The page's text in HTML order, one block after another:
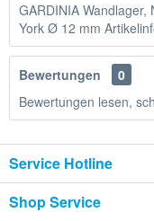
GARDINIA
York Ø 12 mm
Bewertungen
0
Bewertungen lesen,
Service Hotline
Shop Service